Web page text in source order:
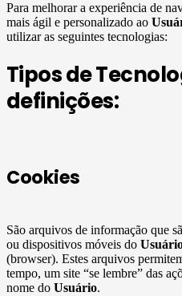
Para melhorar a experiência de
mais ágil e personalizado ao
utilizar as seguintes tecnologias:
Tipos de
definições:
Cookies
São arquivos de informação que
ou dispositivos móveis do
(browser). Estes arquivos
tempo, um site “se lembre” das
nome do Usuário.